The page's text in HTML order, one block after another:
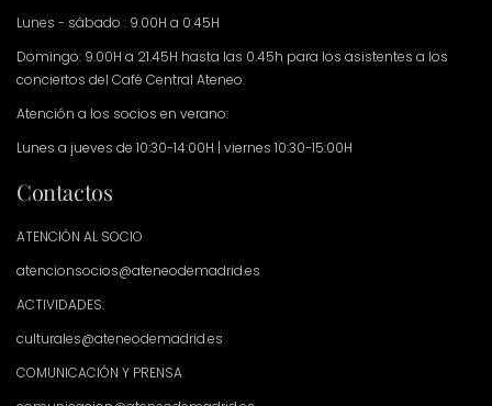
Lunes - sábado : 9.00H a 0.45H
Domingo: 9.00H a 21.45H hasta las 0.45h para los asistentes a los
conciertos del Café Central Ateneo.
Atención a los socios en verano:
Lunes a jueves de 10:30-14:00H | viernes 10:30-15:00H
Contactos
ATENCIÓN AL SOCIO
atencionsocios@ateneodemadrid.es
ACTIVIDADES:
culturales@ateneodemadrid.es
COMUNICACIÓN Y PRENSA